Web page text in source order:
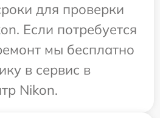
для проверки
Если потребуется
мы бесплатно
в сервис в
Nikon.